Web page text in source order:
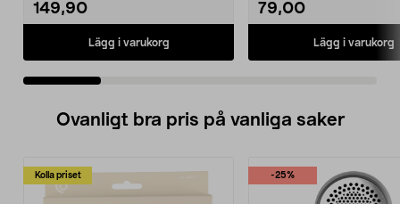
149,90
Lägg i varukorg
79,00
Lägg i varukorg
Ovanligt bra pris på vanliga saker
Kolla priset -25%